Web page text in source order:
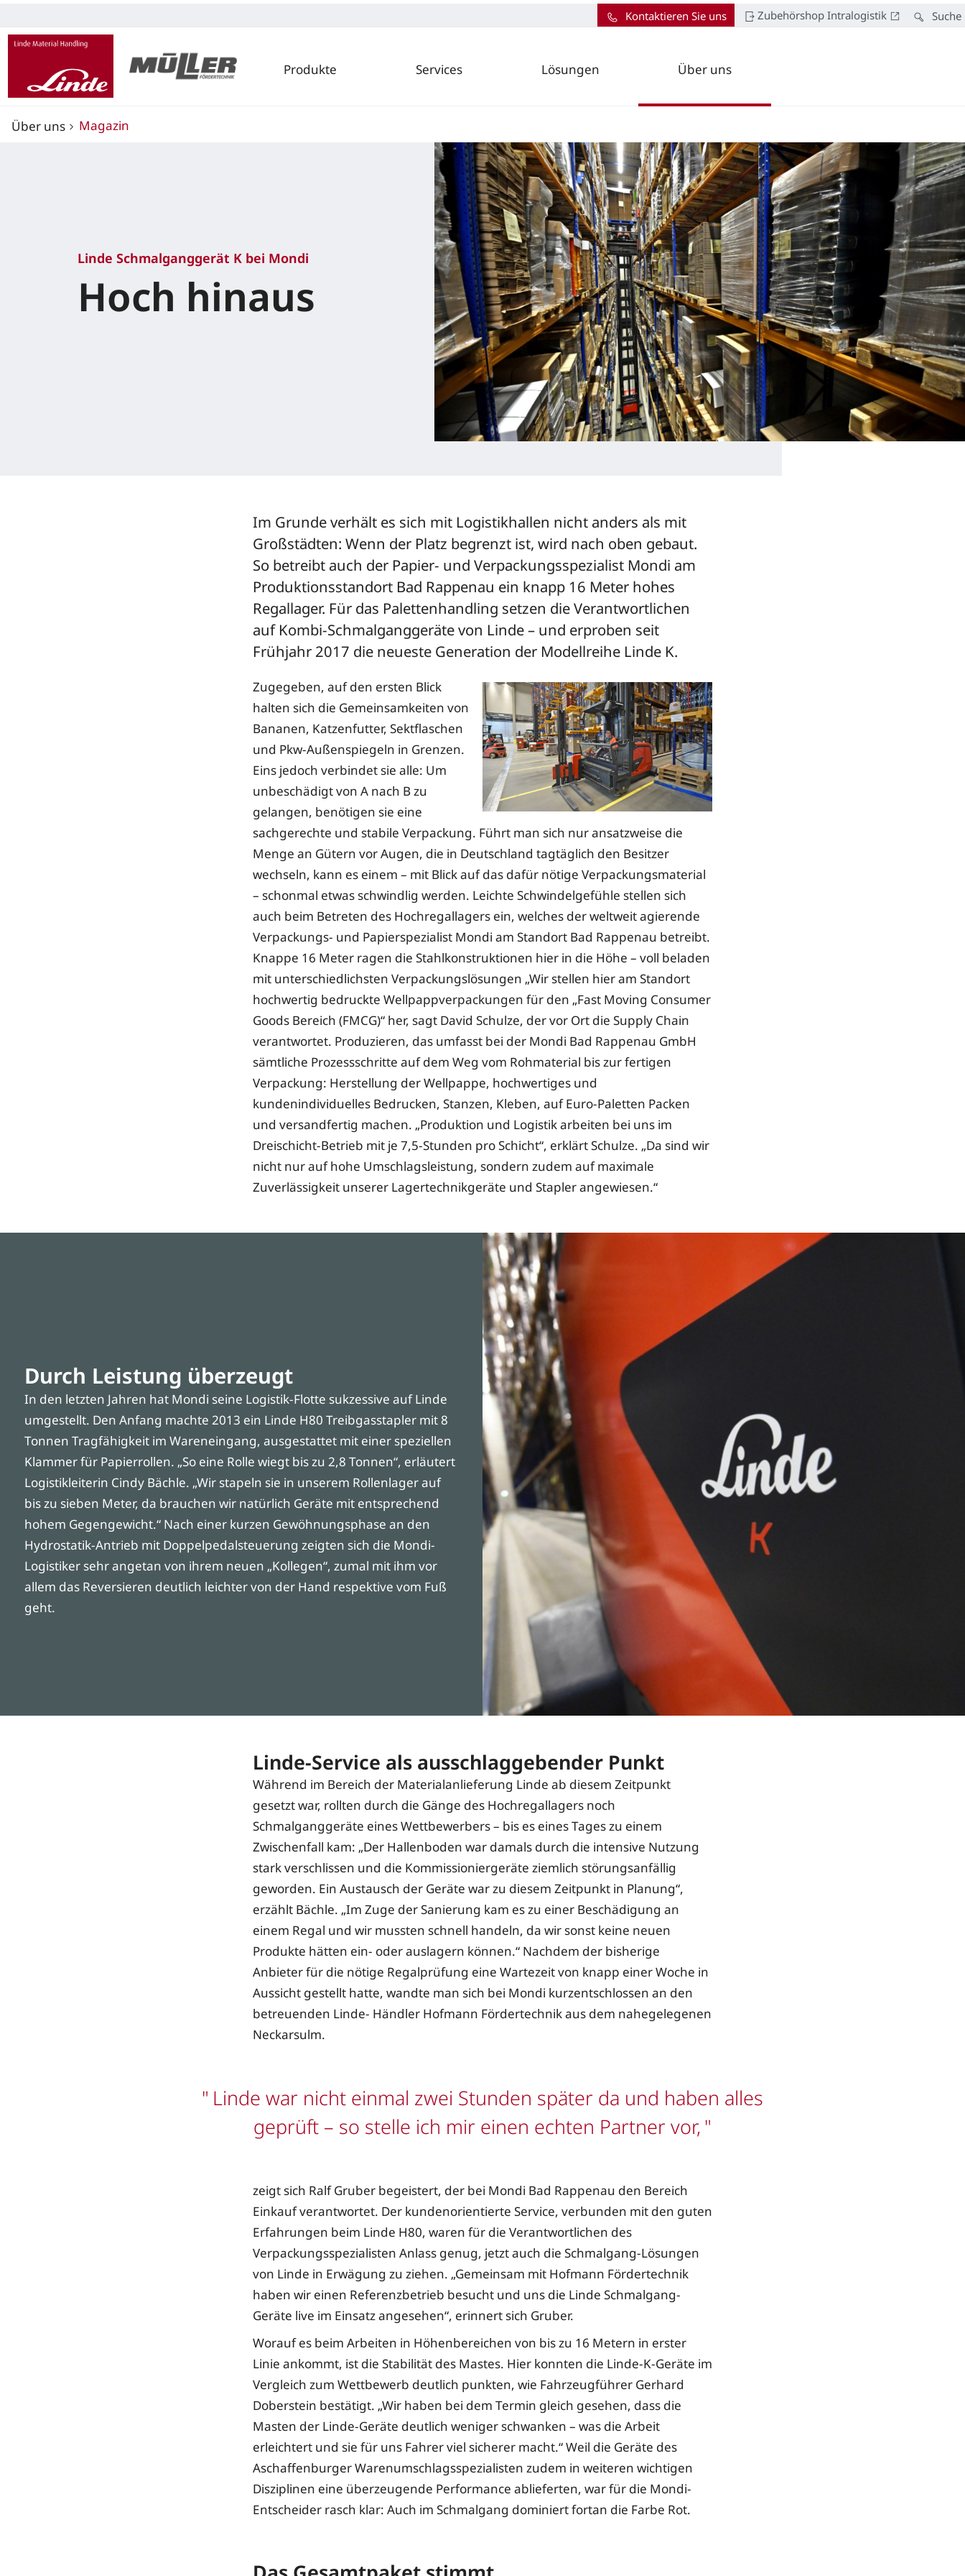
Produkte Services Lösungen Über uns
Suche
Zubehörshop Intralogistik
Kontaktieren Sie uns
Über uns Magazin
Linde Schmalganggerät K bei Mondi
Hoch hinaus
Im Grunde verhält es sich mit Logistikhallen nicht anders als mit
Großstädten: Wenn der Platz begrenzt ist, wird nach oben gebaut.
So betreibt auch der Papier- und Verpackungsspezialist Mondi am
Produktionsstandort Bad Rappenau ein knapp 16 Meter hohes
Regallager. Für das Palettenhandling setzen die Verantwortlichen
auf Kombi-Schmalganggeräte von Linde – und erproben seit
Frühjahr 2017 die neueste Generation der Modellreihe Linde K.
Zugegeben, auf den ersten Blick
halten sich die Gemeinsamkeiten von
Bananen, Katzenfutter, Sektflaschen
und Pkw-Außenspiegeln in Grenzen.
Eins jedoch verbindet sie alle: Um
unbeschädigt von A nach B zu
gelangen, benötigen sie eine
sachgerechte und stabile Verpackung. Führt man sich nur ansatzweise die
Menge an Gütern vor Augen, die in Deutschland tagtäglich den Besitzer
wechseln, kann es einem – mit Blick auf das dafür nötige Verpackungsmaterial
– schonmal etwas schwindlig werden. Leichte Schwindelgefühle stellen sich
auch beim Betreten des Hochregallagers ein, welches der weltweit agierende
Verpackungs- und Papierspezialist Mondi am Standort Bad Rappenau betreibt.
Knappe 16 Meter ragen die Stahlkonstruktionen hier in die Höhe – voll beladen
mit unterschiedlichsten Verpackungslösungen „Wir stellen hier am Standort
hochwertig bedruckte Wellpappverpackungen für den „Fast Moving Consumer
Goods Bereich (FMCG)“ her, sagt David Schulze, der vor Ort die Supply Chain
verantwortet. Produzieren, das umfasst bei der Mondi Bad Rappenau GmbH
sämtliche Prozessschritte auf dem Weg vom Rohmaterial bis zur fertigen
Verpackung: Herstellung der Wellpappe, hochwertiges und
kundenindividuelles Bedrucken, Stanzen, Kleben, auf Euro-Paletten Packen
und versandfertig machen. „Produktion und Logistik arbeiten bei uns im
Dreischicht-Betrieb mit je 7,5-Stunden pro Schicht“, erklärt Schulze. „Da sind wir
nicht nur auf hohe Umschlagsleistung, sondern zudem auf maximale
Zuverlässigkeit unserer Lagertechnikgeräte und Stapler angewiesen.“
Durch Leistung überzeugt
In den letzten Jahren hat Mondi seine Logistik-Flotte sukzessive auf Linde
umgestellt. Den Anfang machte 2013 ein Linde H80 Treibgasstapler mit 8
Tonnen Tragfähigkeit im Wareneingang, ausgestattet mit einer speziellen
Klammer für Papierrollen. „So eine Rolle wiegt bis zu 2,8 Tonnen“, erläutert
Logistikleiterin Cindy Bächle. „Wir stapeln sie in unserem Rollenlager auf
bis zu sieben Meter, da brauchen wir natürlich Geräte mit entsprechend
hohem Gegengewicht.“ Nach einer kurzen Gewöhnungsphase an den
Hydrostatik-Antrieb mit Doppelpedalsteuerung zeigten sich die Mondi-
Logistiker sehr angetan von ihrem neuen „Kollegen“, zumal mit ihm vor
allem das Reversieren deutlich leichter von der Hand respektive vom Fuß
geht.
Linde-Service als ausschlaggebender Punkt
Während im Bereich der Materialanlieferung Linde ab diesem Zeitpunkt
gesetzt war, rollten durch die Gänge des Hochregallagers noch
Schmalganggeräte eines Wettbewerbers – bis es eines Tages zu einem
Zwischenfall kam: „Der Hallenboden war damals durch die intensive Nutzung
stark verschlissen und die Kommissioniergeräte ziemlich störungsanfällig
geworden. Ein Austausch der Geräte war zu diesem Zeitpunkt in Planung“,
erzählt Bächle. „Im Zuge der Sanierung kam es zu einer Beschädigung an
einem Regal und wir mussten schnell handeln, da wir sonst keine neuen
Produkte hätten ein- oder auslagern können.“ Nachdem der bisherige
Anbieter für die nötige Regalprüfung eine Wartezeit von knapp einer Woche in
Aussicht gestellt hatte, wandte man sich bei Mondi kurzentschlossen an den
betreuenden Linde- Händler Hofmann Fördertechnik aus dem nahegelegenen
Neckarsulm.
Linde war nicht einmal zwei Stunden später da und haben alles
geprüft – so stelle ich mir einen echten Partner vor,
zeigt sich Ralf Gruber begeistert, der bei Mondi Bad Rappenau den Bereich
Einkauf verantwortet. Der kundenorientierte Service, verbunden mit den guten
Erfahrungen beim Linde H80, waren für die Verantwortlichen des
Verpackungsspezialisten Anlass genug, jetzt auch die Schmalgang-Lösungen
von Linde in Erwägung zu ziehen. „Gemeinsam mit Hofmann Fördertechnik
haben wir einen Referenzbetrieb besucht und uns die Linde Schmalgang-
Geräte live im Einsatz angesehen“, erinnert sich Gruber.
Worauf es beim Arbeiten in Höhenbereichen von bis zu 16 Metern in erster
Linie ankommt, ist die Stabilität des Mastes. Hier konnten die Linde-K-Geräte im
Vergleich zum Wettbewerb deutlich punkten, wie Fahrzeugführer Gerhard
Doberstein bestätigt. „Wir haben bei dem Termin gleich gesehen, dass die
Masten der Linde-Geräte deutlich weniger schwanken – was die Arbeit
erleichtert und sie für uns Fahrer viel sicherer macht.“ Weil die Geräte des
Aschaffenburger Warenumschlagsspezialisten zudem in weiteren wichtigen
Disziplinen eine überzeugende Performance ablieferten, war für die Mondi-
Entscheider rasch klar: Auch im Schmalgang dominiert fortan die Farbe Rot.